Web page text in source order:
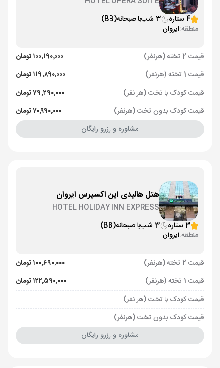
4 ستاره
3 شب با صبحانه(BB)
منطقه:ایروان
قیمت 2 تخته (هرنفر)
۱۰۰٬۱۹۰٬۰۰۰ تومان
قیمت 1 تخته (هرنفر)
۱۱۹٬۸۹۰٬۰۰۰ تومان
قیمت کودک با تخت (هر نفر)
۷۹٬۲۹۰٬۰۰۰ تومان
قیمت کودک بدون تخت (هرنفر)
۷۰٬۹۹۰٬۰۰۰ تومان
مشاوره و رزرو رایگان
هتل هالیدی این اکسپرس ایروان
HOTEL HOLIDAY INN EXPRESS
3 ستاره
3 شب با صبحانه(BB)
منطقه:ایروان
قیمت 2 تخته (هرنفر)
۱۰۰٬۶۹۰٬۰۰۰ تومان
قیمت 1 تخته (هرنفر)
۱۲۲٬۵۹۰٬۰۰۰ تومان
قیمت کودک با تخت (هر نفر)
قیمت کودک بدون تخت (هرنفر)
مشاوره و رزرو رایگان